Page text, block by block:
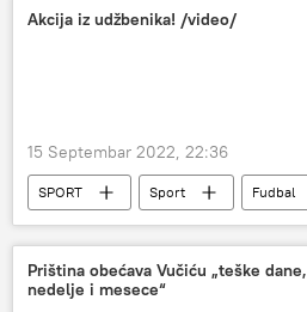
Akcija iz udžbenika! /video/
15 Septembar 2022, 22:36
SPORT Sport
Fudbal
FK Partizan
Priština obećava Vučiću „teške dane,
nedelje i mesece“